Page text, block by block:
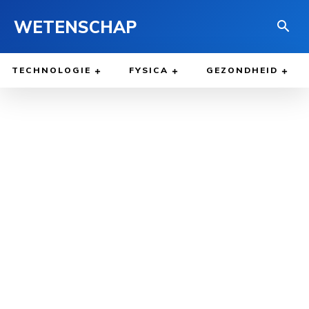
WETENSCHAP
TECHNOLOGIE FYSICA GEZONDHEID